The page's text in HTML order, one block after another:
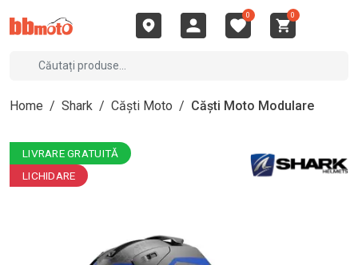
0 0
Home / Shark / Căști Moto / Căști Moto Modulare
LIVRARE GRATUITĂ
LICHIDARE